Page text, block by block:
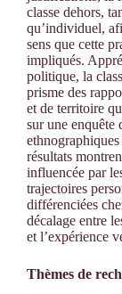
classe dehors,
qu’individuel,
sens que cette
impliqués.
politique, la
prisme des
et de territoire
sur une enquête
résultats
influencée par
trajectoires
différenciées
décalage entre
et l’expérience
Thèmes de